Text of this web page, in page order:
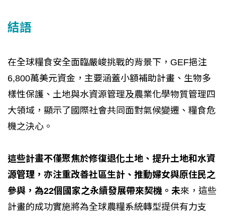
結語
在全球糧食安全面臨嚴峻挑戰的背景下，GEF挹注
6,800萬美元資金，主要涵蓋小額補助計畫、生物多
樣性保護、土地與水資源管理及農業化學物質管理四
大領域，顯示了國際社會共同面對氣候變遷、糧食危
機之決心。
這些計畫不僅聚焦於修復退化土地、提升土地和水資
源管理，亦注重改善社區生計、推動婦女與原住民之
參與，為22個國家之永續發展帶來契機。未來，這些
計畫的成功實施將為全球農糧系統轉型提供有力支